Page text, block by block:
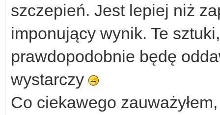
szczepień. Jest lepiej niż
imponujący wynik. Te
prawdopodobnie będę
wystarczy
Co ciekawego